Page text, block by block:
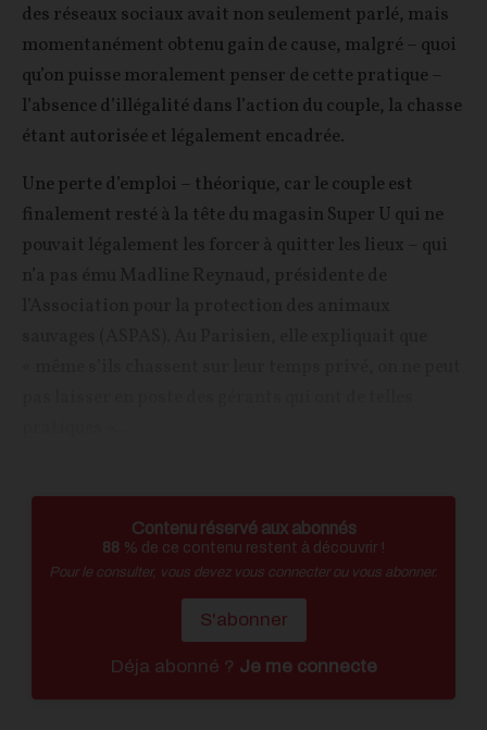
des réseaux sociaux avait non seulement parlé, mais
momentanément obtenu gain de cause, malgré – quoi
qu’on puisse moralement penser de cette pratique –
l’absence d’illégalité dans l’action du couple, la chasse
étant autorisée et légalement encadrée.
Une perte d’emploi – théorique, car le couple est
finalement resté à la tête du magasin Super U qui ne
pouvait légalement les forcer à quitter les lieux – qui
Contenu réservé aux abonnés
88 % de ce contenu restent à découvrir !
Pour le consulter, vous devez vous connecter ou vous abonner.
S'abonner
Déja abonné ? Je me connecte